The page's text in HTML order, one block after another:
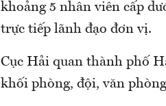
khoảng 5 nhân viên cấp
trực tiếp lãnh đạo đơn vị.
Cục Hải quan thành phố
khối phòng, đội, văn